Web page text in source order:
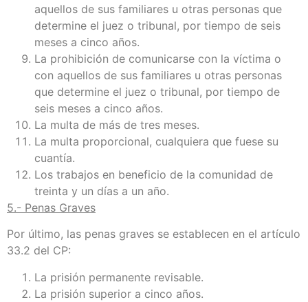
aquellos de sus familiares u otras personas que
determine el juez o tribunal, por tiempo de seis
meses a cinco años.
La prohibición de comunicarse con la víctima o
con aquellos de sus familiares u otras personas
que determine el juez o tribunal, por tiempo de
seis meses a cinco años.
La multa de más de tres meses.
La multa proporcional, cualquiera que fuese su
cuantía.
Los trabajos en beneficio de la comunidad de
treinta y un días a un año.
5.- Penas Graves
Por último, las penas graves se establecen en el artículo
33.2 del CP:
La prisión permanente revisable.
La prisión superior a cinco años.